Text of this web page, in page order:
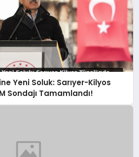
Yeni Soluk: Sarıyer-Kilyos
Sondajı Tamamlandı!